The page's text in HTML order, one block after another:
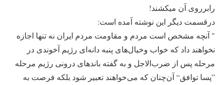
رابرروی آن میکشند!
درقسمت دیگر این نوشته آمده است:
" آنچه مشخص است مردم و مقاومت مردم ایران نه تنها اجازه
نخواهند داد که خواب وخیال‌های پنبه دانه‌ای رژیم آخوندی در
مرحله پس از ضرب‌الاجل و به گفته باندهای درونی رژیم مرحله
”پسا توافق“ آن‌چنان که می‌خواهند تعبیر شود بلکه فرصت به